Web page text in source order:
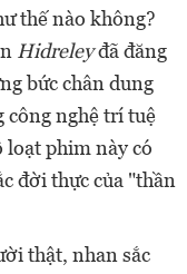
thế nào không?
Hidreleyđã đăng
bức chân dung
công nghệ trí tuệ
loạt phim này có
đời thực của "thần
thật, nhan sắc